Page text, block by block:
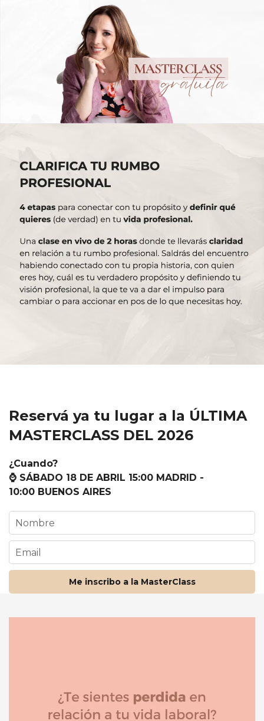
Reservá ya tu lugar a la ÚLTIMA
MASTERCLASS DEL 2026
¿Cuando?
⌚️ SÁBADO 18 DE ABRIL 15:00 MADRID -
10:00 BUENOS AIRES
Me inscribo a la MasterClass